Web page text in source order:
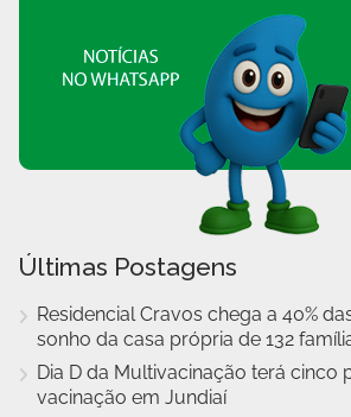
Últimas Postagens
Residencial Cravos chega a 40%
sonho da casa própria de 132
Dia D da Multivacinação terá cinco
vacinação em Jundiaí